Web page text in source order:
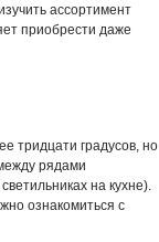
ассортимент
приобрести даже
тридцати градусов, но
рядами
на кухне).
ознакомиться с